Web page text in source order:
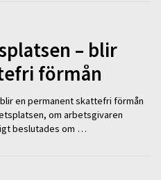
– blir
förmån
en permanent skattefri förmån
om arbetsgivaren
beslutades om …